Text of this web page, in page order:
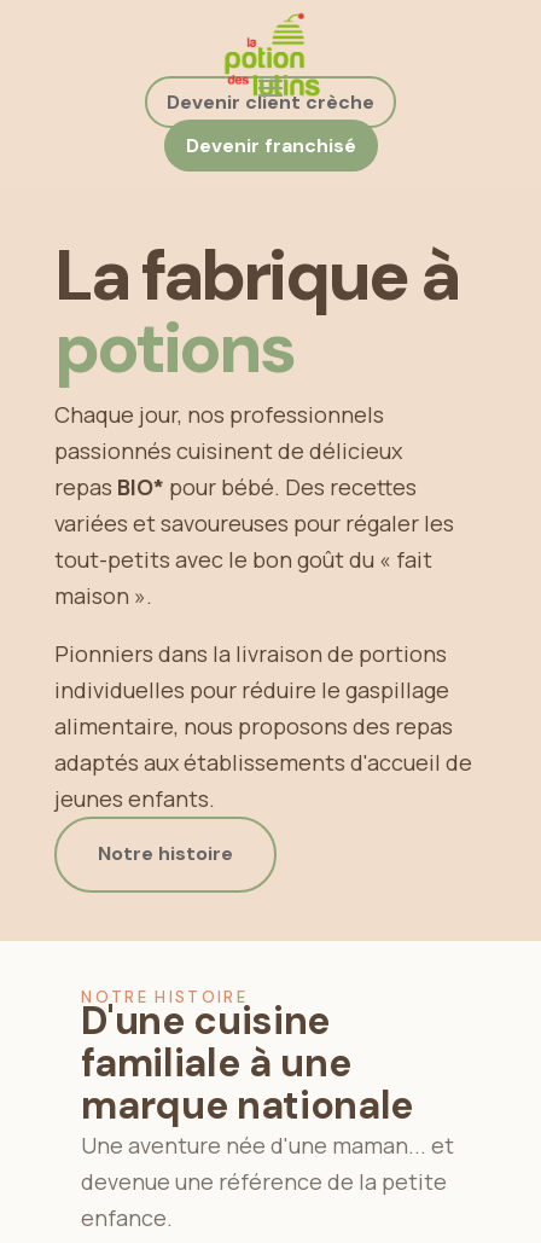
Devenir client crèche
Devenir franchisé
La fabrique à
potions
Chaque jour, nos professionnels
passionnés cuisinent de délicieux
repas BIO* pour bébé. Des recettes
variées et savoureuses pour régaler les
tout-petits avec le bon goût du « fait
maison ».
Pionniers dans la livraison de portions
individuelles pour réduire le gaspillage
alimentaire, nous proposons des repas
adaptés aux établissements d'accueil de
jeunes enfants.
Notre histoire
NOTRE HISTOIRE
D'une cuisine
familiale à une
marque nationale
Une aventure née d'une maman... et
devenue une référence de la petite
enfance.